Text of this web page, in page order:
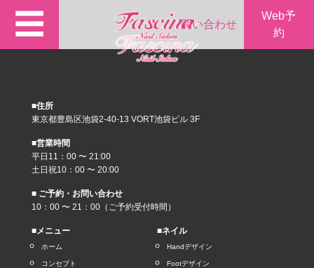
☰ 問い合わせ
Web予
約
■住所
東京都豊島区池袋2-40-13 VORT池袋ビル 3F
■営業時間
平日11：00 〜 21:00
土日祝10：00 〜 20:00
■ ご予約・お問い合わせ
10：00 〜 21：00（ご予約受付時間）
■メニュー
ホーム
コンセプト
■ネイル
Handデザイン
Footデザイン